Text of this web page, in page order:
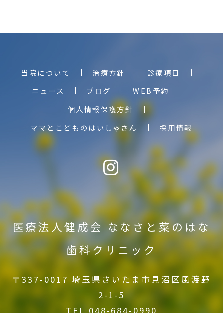
当院について 治療方針
診療項目
ニュース
ブログ
WEB予約
個人情報保護方針
ママとこどものはいしゃさん
採用情報
医療法人健成会ななさと菜のはな
歯科クリニック
〒337-0017 埼玉県さいたま市見沼区風渡野
2-1-5
TEL 048-684-0990